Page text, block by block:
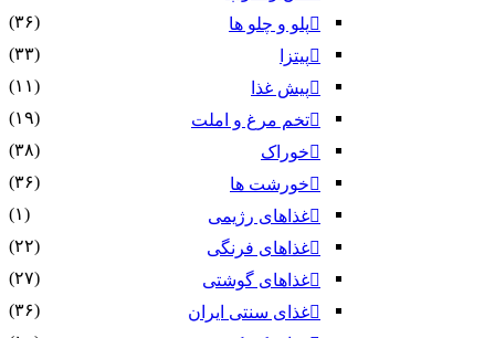
پلو و چلو ها
(۳۶)
پیتزا
(۳۳)
پیش غذا
(۱۱)
تخم مرغ و املت
(۱۹)
خوراک
(۳۸)
خورشت ها
(۳۶)
غذاهای رژیمی
(۱)
غذاهای فرنگی
(۲۲)
غذاهای گوشتی
(۲۷)
غذای سنتی ایران
(۳۶)